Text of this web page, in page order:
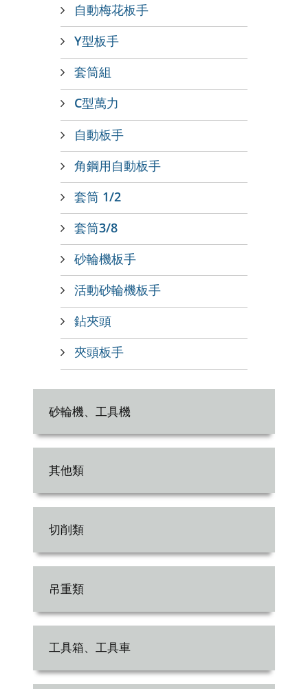
自動梅花板手
Y型板手
套筒組
C型萬力
自動板手
角鋼用自動板手
套筒 1/2
套筒3/8
砂輪機板手
活動砂輪機板手
鉆夾頭
夾頭板手
砂輪機、工具機
其他類
切削類
吊重類
工具箱、工具車